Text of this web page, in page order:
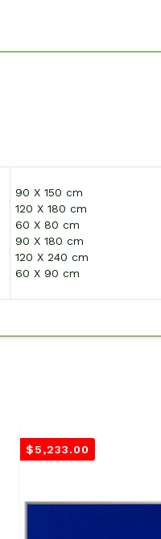
90 X 150 cm
120 X 180 cm
60 X 80 cm
90 X 180 cm
120 X 240 cm
60 X 90 cm
$5,233.00